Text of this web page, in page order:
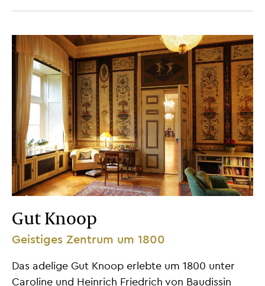
Gut Knoop
Geistiges Zentrum um 1800
Das adelige Gut Knoop erlebte um 1800 unter
Caroline und Heinrich Friedrich von Baudissin